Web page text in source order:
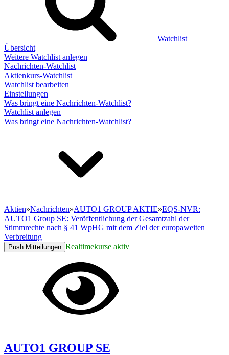
Watchlist
Übersicht
Weitere Watchlist anlegen
Nachrichten-Watchlist
Aktienkurs-Watchlist
Watchlist bearbeiten
Einstellungen
Was bringt eine Nachrichten-Watchlist?
Watchlist anlegen
Was bringt eine Nachrichten-Watchlist?
Aktien»Nachrichten»AUTO1 GROUP AKTIE»EQS-NVR:
AUTO1 Group SE: Veröffentlichung der Gesamtzahl der
Stimmrechte nach § 41 WpHG mit dem Ziel der europaweiten
Verbreitung
Push Mitteilungen Realtimekurse aktiv
AUTO1 GROUP SE